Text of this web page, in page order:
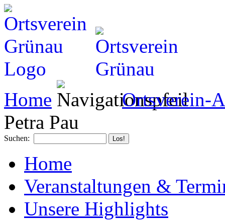
Home
Ortsverein-
Petra Pau
Suchen:
Home
Veranstaltungen &
Unsere Highlights